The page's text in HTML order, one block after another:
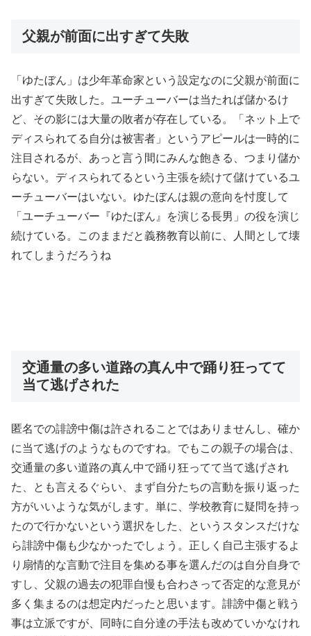
父親が前面に出すぎて失敗
「ゆたぼん」は少年革命家という設定なのに父親が前面に
出すぎて失敗した。ユーチューバーは当たれば儲かるけ
ど、その影には大量の敗者が存在している。「ネット上で
ディスられてる自分は被害者」というアピールは一時的に
注目されるが、あっと言う間にみんな飽きる、つまり儲か
らない。ディスられてるという主張を続けて儲けているユ
ーチューバーはいない。ゆたぼんは親の意向を忖度して
「ユーチューバー『ゆたぼん』を演じる長男」の役を演じ
続けている。このままだと義務教育以前に、人間として壊
れてしまうだろうね
交通量の多い道路の真ん中で踊り狂ってて
当て逃げされた
匿名での誹謗中傷は許されることではありませんし、確か
に当て逃げのようなものですね。でもこの親子の場合は、
交通量の多い道路の真ん中で踊り狂ってて当て逃げされ
た、とも言えるぐらい、まず自分たちの言動を振り返った
方がいいような気がします。単に、学校教育に疑問を持っ
たので行かないという選択をした、というスタンスだけな
ら誹謗中傷も少なかったでしょう。正しく自己主張するよ
り扇情的な言動で注目を集める事を選んだのは自分自身で
すし、父親の過去の犯罪自慢も合わさって否定的な意見が
多く集まるのは想定内だったと思います。誹謗中傷と戦う
事は立派ですが、同時に自分達の手法も改めていかなけれ